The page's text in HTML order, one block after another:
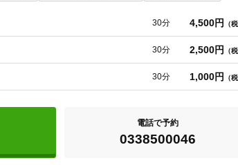
30分 4,500円 （
30分 2,500円 （
30分 1,000円 （
電話で予約
0338500046